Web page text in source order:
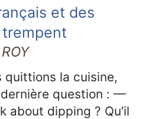
et des
quittions la cuisine,
question : —
about dipping ? Qu’il